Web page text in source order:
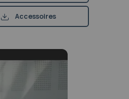
Accessoires